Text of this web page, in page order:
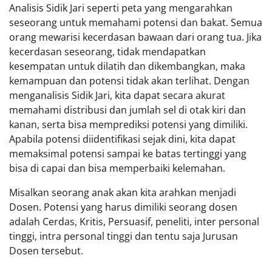
Analisis Sidik Jari seperti peta yang mengarahkan
seseorang untuk memahami potensi dan bakat. Semua
orang mewarisi kecerdasan bawaan dari orang tua. Jika
kecerdasan seseorang, tidak mendapatkan
kesempatan untuk dilatih dan dikembangkan, maka
kemampuan dan potensi tidak akan terlihat. Dengan
menganalisis Sidik Jari, kita dapat secara akurat
memahami distribusi dan jumlah sel di otak kiri dan
kanan, serta bisa memprediksi potensi yang dimiliki.
Apabila potensi diidentifikasi sejak dini, kita dapat
memaksimal potensi sampai ke batas tertinggi yang
bisa di capai dan bisa memperbaiki kelemahan.
Misalkan seorang anak akan kita arahkan menjadi
Dosen. Potensi yang harus dimiliki seorang dosen
adalah Cerdas, Kritis, Persuasif, peneliti, inter personal
tinggi, intra personal tinggi dan tentu saja Jurusan
Dosen tersebut.